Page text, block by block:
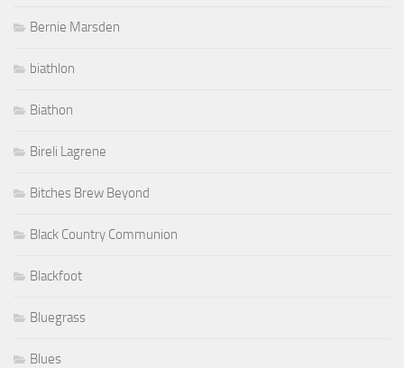
Bernie Marsden
biathlon
Biathon
Bireli Lagrene
Bitches Brew Beyond
Black Country Communion
Blackfoot
Bluegrass
Blues